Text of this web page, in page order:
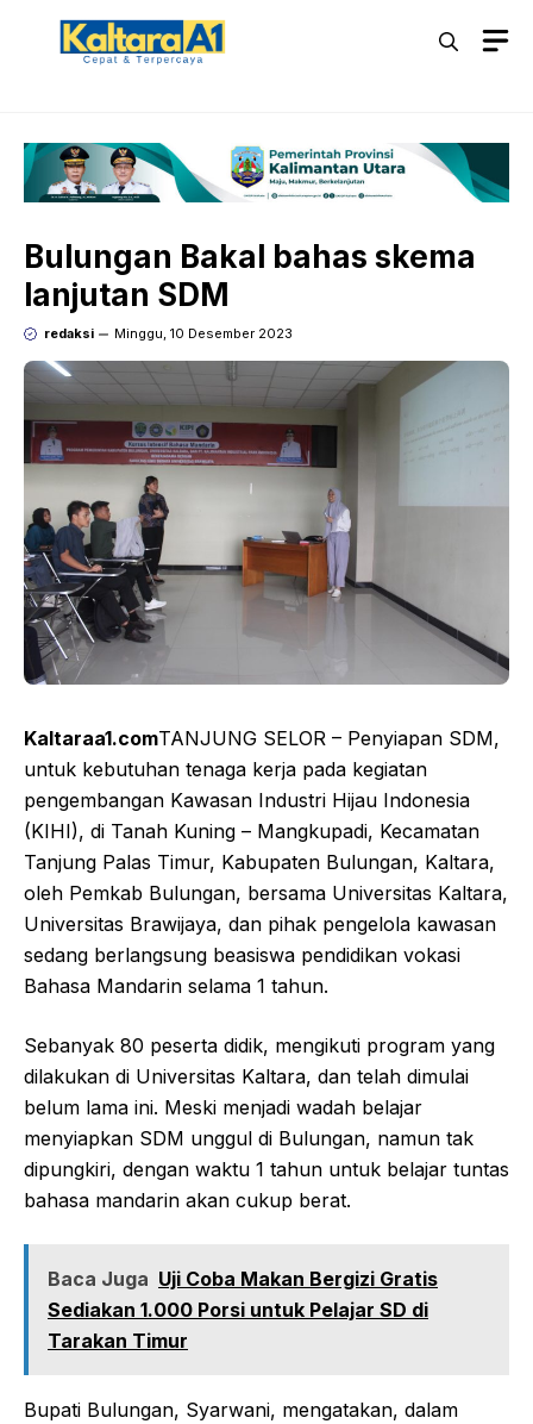
Langsung
Bulungan Bakal bahas skema
lanjutan SDM
redaksi Minggu, 10 Desember 2023
Kaltaraa1.comTANJUNG SELOR – Penyiapan SDM,
untuk kebutuhan tenaga kerja pada kegiatan
pengembangan Kawasan Industri Hijau Indonesia
(KIHI), di Tanah Kuning – Mangkupadi, Kecamatan
Tanjung Palas Timur, Kabupaten Bulungan, Kaltara,
oleh Pemkab Bulungan, bersama Universitas Kaltara,
Universitas Brawijaya, dan pihak pengelola kawasan
sedang berlangsung beasiswa pendidikan vokasi
Bahasa Mandarin selama 1 tahun.
Sebanyak 80 peserta didik, mengikuti program yang
dilakukan di Universitas Kaltara, dan telah dimulai
belum lama ini. Meski menjadi wadah belajar
menyiapkan SDM unggul di Bulungan, namun tak
dipungkiri, dengan waktu 1 tahun untuk belajar tuntas
bahasa mandarin akan cukup berat.
Baca Juga Uji Coba Makan Bergizi Gratis
Sediakan 1.000 Porsi untuk Pelajar SD di
Tarakan Timur
Bupati Bulungan, Syarwani, mengatakan, dalam